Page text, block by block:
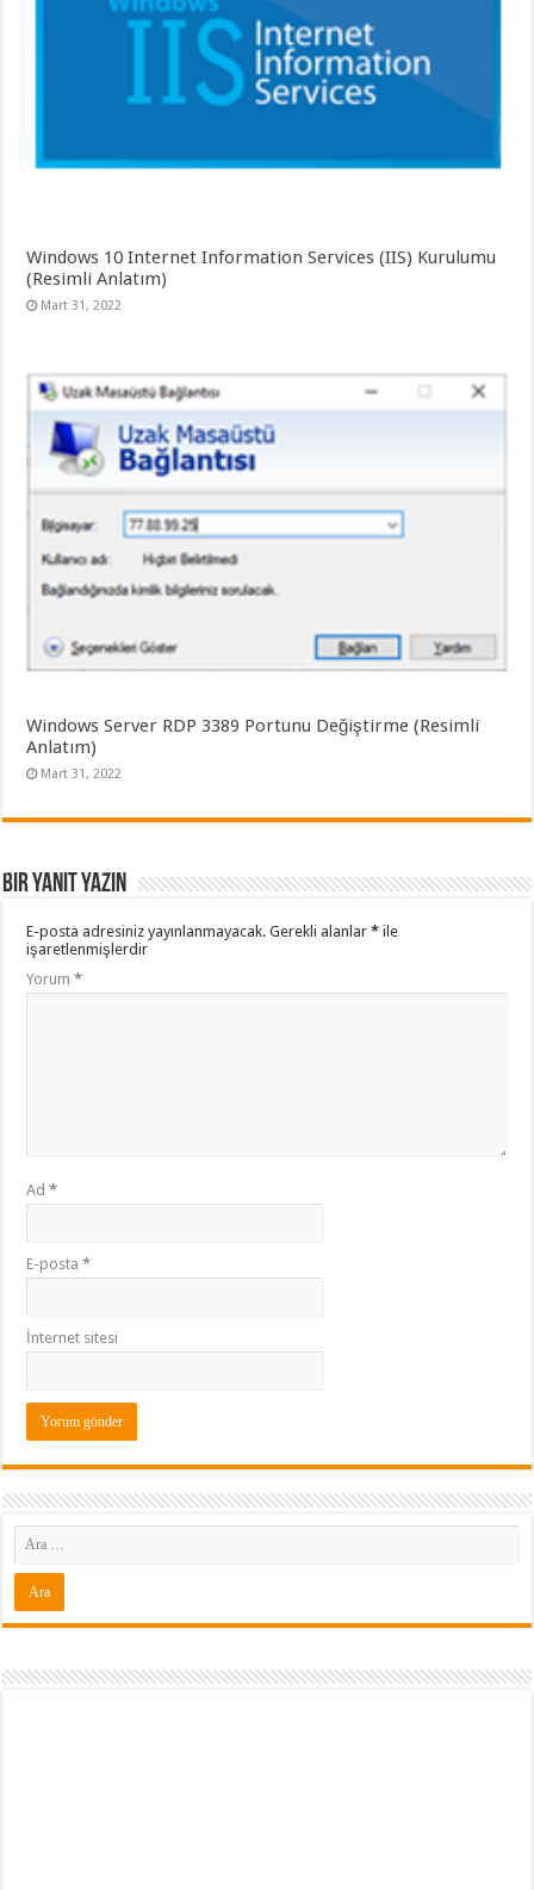
Windows 10 Internet Information Services (IIS) Kurulumu
(Resimli Anlatım)
Mart 31, 2022
Windows Server RDP 3389 Portunu Değiştirme (Resimli
Anlatım)
Mart 31, 2022
Bir yanıt yazın
E-posta adresiniz yayınlanmayacak. Gerekli alanlar* ile
işaretlenmişlerdir
Yorum*
Ad*
E-posta*
İnternet sitesi